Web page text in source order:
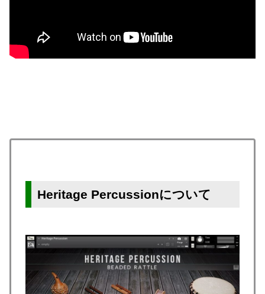
Heritage Percussionについて